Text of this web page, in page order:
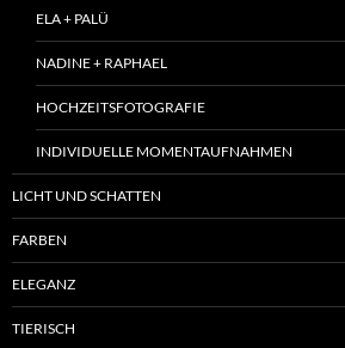
ELA + PALÜ
NADINE + RAPHAEL
HOCHZEITSFOTOGRAFIE
INDIVIDUELLE MOMENTAUFNAHMEN
LICHT UND SCHATTEN
FARBEN
ELEGANZ
TIERISCH